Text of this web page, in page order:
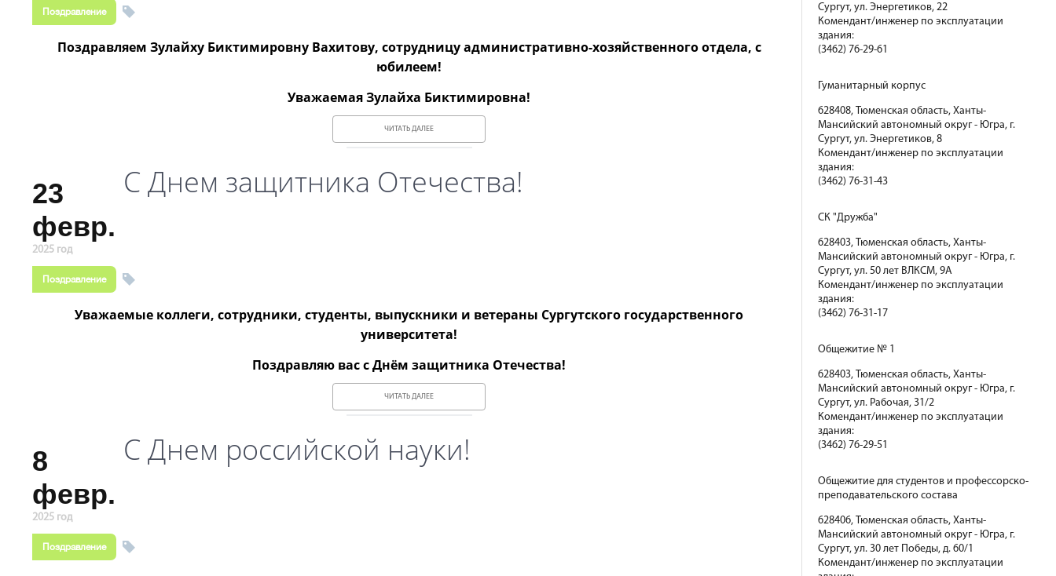
Поздравление
Поздравляем Зулайху Биктимировну Вахитову, сотрудницу административно-хозяйственного отдела, с
юбилеем!
Уважаемая Зулайха Биктимировна!
ЧИТАТЬ ДАЛЕЕ
23
февр.
2025 год
С Днем защитника Отечества!
Поздравление
Уважаемые коллеги, сотрудники, студенты, выпускники и ветераны Сургутского государственного
университета!
Поздравляю вас с Днём защитника Отечества!
ЧИТАТЬ ДАЛЕЕ
8
февр.
2025 год
С Днем российской науки!
Поздравление
Сургут, ул. Энергетиков, 22
Комендант/инженер по эксплуатации
здания:
(3462) 76-29-61
Гуманитарный корпус
628408, Тюменская область, Ханты-
Мансийский автономный округ - Югра, г.
Сургут, ул. Энергетиков, 8
Комендант/инженер по эксплуатации
здания:
(3462) 76-31-43
СК "Дружба"
628403, Тюменская область, Ханты-
Мансийский автономный округ - Югра, г.
Сургут, ул. 50 лет ВЛКСМ, 9А
Комендант/инженер по эксплуатации
здания:
(3462) 76-31-17
Общежитие № 1
628403, Тюменская область, Ханты-
Мансийский автономный округ - Югра, г.
Сургут, ул. Рабочая, 31/2
Комендант/инженер по эксплуатации
здания:
(3462) 76-29-51
Общежитие для студентов и профессорско-
преподавательского состава
628406, Тюменская область, Ханты-
Мансийский автономный округ - Югра, г.
Сургут, ул. 30 лет Победы, д. 60/1
Комендант/инженер по эксплуатации